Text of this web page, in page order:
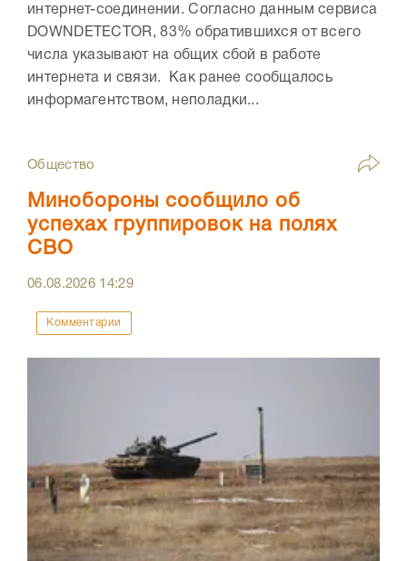
интернет-соединении. Согласно данным сервиса
DOWNDETECTOR, 83% обратившихся от всего
числа указывают на общих сбой в работе
интернета и связи. Как ранее сообщалось
информагентством, неполадки...
Общество
Минобороны сообщило об
успехах группировок на полях
СВО
06.08.2026 14:29
Комментарии